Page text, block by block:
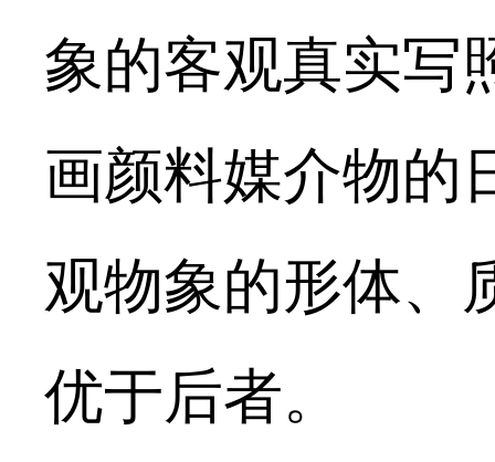
象的客观真实写
画颜料媒介物的
观物象的形体、
优于后者。